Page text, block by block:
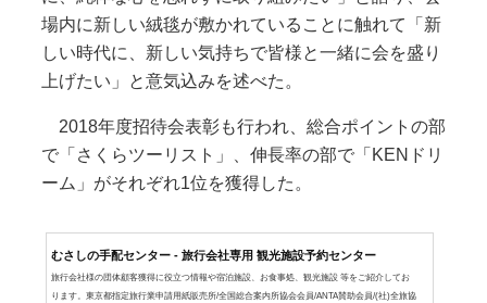
場内に新しい絨毯が敷かれていることに触れて「新
しい時代に、新しい気持ちで皆様と一緒に会を盛り
上げたい」と意気込みを述べた。
2018年度招待会表彰も行われ、総合ポイントの部
で「さくらツーリスト」、伸長率の部で「KENドリ
ーム」がそれぞれ1位を獲得した。
むさしの手配センター - 旅行会社専用 観光施設予約センター
旅行会社様の団体顧客獲得に役立つ情報や宿泊施設、お食事処、観光施設 等をご紹介してお
ります。東京都指定旅行業申請用紙販売所/全国総合案内所協会会員/ANTA賛助会員/(社)全旅協